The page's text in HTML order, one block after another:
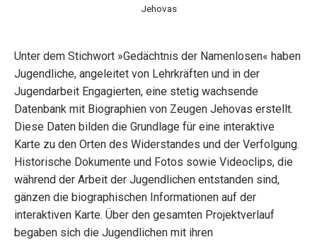
Jehovas
Unter dem Stichwort »Gedächtnis der Namenlosen« haben
Jugendliche, angeleitet von Lehrkräften und in der
Jugendarbeit Engagierten, eine stetig wachsende
Datenbank mit Biographien von Zeugen Jehovas erstellt.
Diese Daten bilden die Grundlage für eine interaktive
Karte zu den Orten des Widerstandes und der Verfolgung.
Historische Dokumente und Fotos sowie Videoclips, die
während der Arbeit der Jugendlichen entstanden sind,
gänzen die biographischen Informationen auf der
interaktiven Karte. Über den gesamten Projektverlauf
begaben sich die Jugendlichen mit ihren